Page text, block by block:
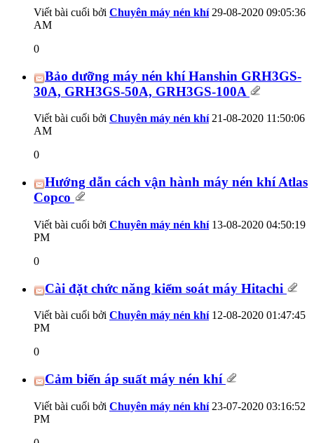
Viết bài cuối bởi Chuyên máy nén khí29-08-2020 09:05:36
AM
0
Bảo dưỡng máy nén khí Hanshin GRH3GS-
30A, GRH3GS-50A, GRH3GS-100A
Viết bài cuối bởi Chuyên máy nén khí21-08-2020 11:50:06
AM
0
Hướng dẫn cách vận hành máy nén khí Atlas
Copco
Viết bài cuối bởi Chuyên máy nén khí13-08-2020 04:50:19
PM
0
Cài đặt chức năng kiểm soát máy Hitachi
Viết bài cuối bởi Chuyên máy nén khí12-08-2020 01:47:45
PM
0
Cảm biến áp suất máy nén khí
Viết bài cuối bởi Chuyên máy nén khí23-07-2020 03:16:52
PM